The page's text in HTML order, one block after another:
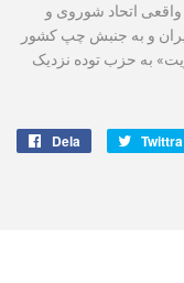
اتحاد شوروی و
و به جنبش چپ کشور
به حزب توده نزدیک
Dela
Dela
Twittra